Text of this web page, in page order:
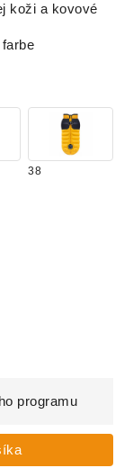
koži a kovové
38
programu